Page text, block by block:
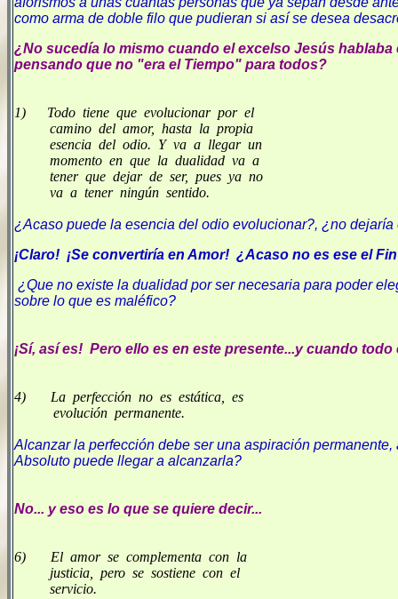
como arma de doble filo que pudieran si así se desea
¿No sucedía lo mismo cuando el excelso Jesús
pensando que no "era el Tiempo" para todos?
1) Todo tiene que evolucionar por el
camino del amor, hasta la propia
esencia del odio. Y va a llegar un
momento en que la dualidad va a
tener que dejar de ser, pues ya no
va a tener ningún sentido.
¿Acaso puede la esencia del odio evolucionar?, ¿no
¡Claro! ¡Se convertiría en Amor! ¿Acaso no es ese el
¿Que no existe la dualidad por ser necesaria para poder
sobre lo que es maléfico?
¡Sí, así es! Pero ello es en este presente...y cuando
4) La perfección no es estática, es
evolución permanente.
Alcanzar la perfección debe ser una aspiración
Absoluto puede llegar a alcanzarla?
No... y eso es lo que se quiere decir...
6) El amor se complementa con la
justicia, pero se sostiene con el
servicio.